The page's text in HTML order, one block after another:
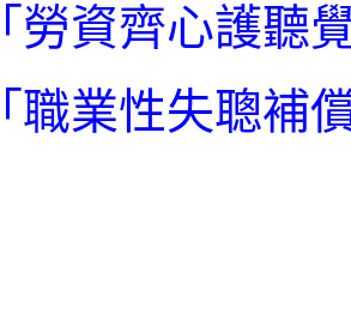
「勞資齊心護聽
「職業性失聰補